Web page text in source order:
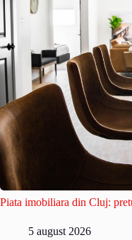
Piata imobiliara din Cluj:
5 august 2026